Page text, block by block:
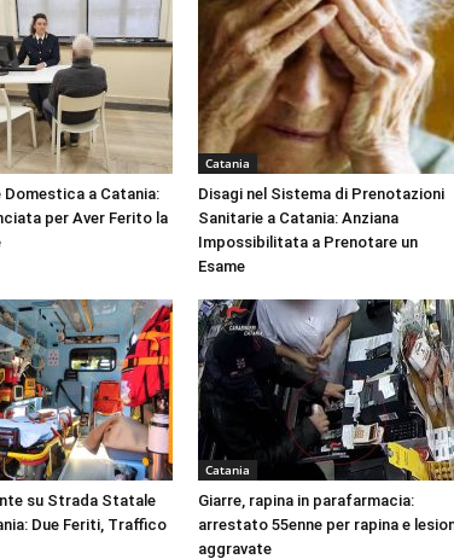
a Catania:
per Aver Ferito la
Catania
Disagi nel Sistema di Prenotazioni
Sanitarie a Catania: Anziana
Impossibilitata a Prenotare un
Esame
su Strada Statale
Due Feriti, Traffico
Catania
Giarre, rapina in parafarmacia:
arrestato 55enne per rapina e
aggravate